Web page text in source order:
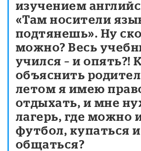
изучением
«Там носители
подтянешь». Ну
можно? Весь
учился – и опять?!
объяснить
летом я имею
отдыхать, и мне
лагерь, где можно
футбол, купаться и
общаться?